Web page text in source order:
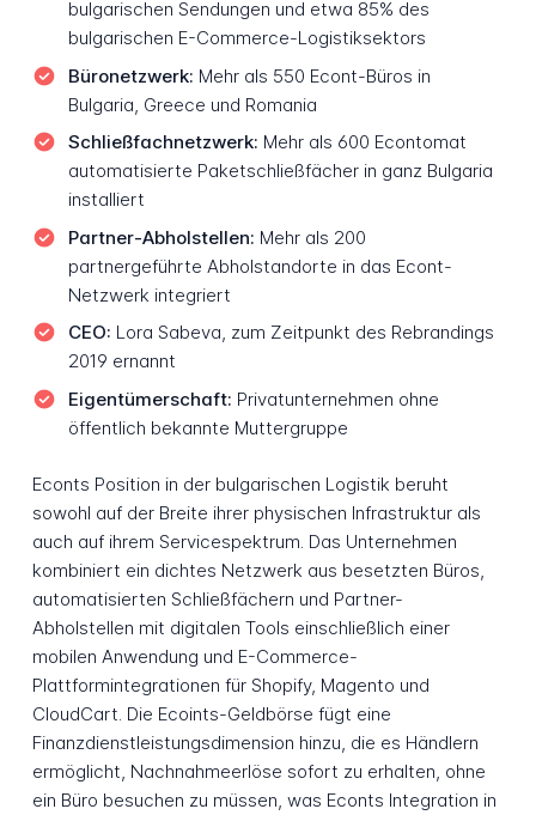
bulgarischen Sendungen und etwa 85% des
bulgarischen E-Commerce-Logistiksektors
Büronetzwerk: Mehr als 550 Econt-Büros in
Bulgaria, Greece und Romania
Schließfachnetzwerk: Mehr als 600 Econtomat
automatisierte Paketschließfächer in ganz Bulgaria
installiert
Partner-Abholstellen: Mehr als 200
partnergeführte Abholstandorte in das Econt-
Netzwerk integriert
CEO: Lora Sabeva, zum Zeitpunkt des Rebrandings
2019 ernannt
Eigentümerschaft: Privatunternehmen ohne
öffentlich bekannte Muttergruppe
Econts Position in der bulgarischen Logistik beruht
sowohl auf der Breite ihrer physischen Infrastruktur als
auch auf ihrem Servicespektrum. Das Unternehmen
kombiniert ein dichtes Netzwerk aus besetzten Büros,
automatisierten Schließfächern und Partner-
Abholstellen mit digitalen Tools einschließlich einer
mobilen Anwendung und E-Commerce-
Plattformintegrationen für Shopify, Magento und
CloudCart. Die Ecoints-Geldbörse fügt eine
Finanzdienstleistungsdimension hinzu, die es Händlern
ermöglicht, Nachnahmeerlöse sofort zu erhalten, ohne
ein Büro besuchen zu müssen, was Econts Integration in